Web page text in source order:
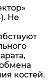
снижает
Не
костей.